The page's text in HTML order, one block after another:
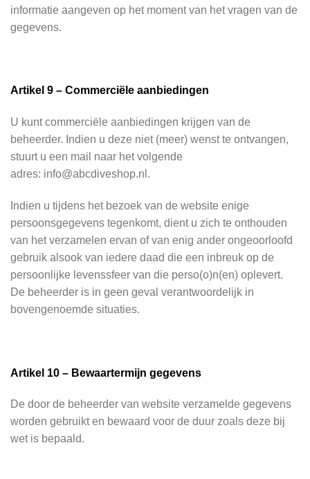
informatie aangeven op het moment van het vragen van de
gegevens.
Artikel 9 – Commerciële aanbiedingen
U kunt commerciële aanbiedingen krijgen van de
beheerder. Indien u deze niet (meer) wenst te ontvangen,
stuurt u een mail naar het volgende
adres: info@abcdiveshop.nl.
Indien u tijdens het bezoek van de website enige
persoonsgegevens tegenkomt, dient u zich te onthouden
van het verzamelen ervan of van enig ander ongeoorloofd
gebruik alsook van iedere daad die een inbreuk op de
persoonlijke levenssfeer van die perso(o)n(en) oplevert.
De beheerder is in geen geval verantwoordelijk in
bovengenoemde situaties.
Artikel 10 – Bewaartermijn gegevens
De door de beheerder van website verzamelde gegevens
worden gebruikt en bewaard voor de duur zoals deze bij
wet is bepaald.